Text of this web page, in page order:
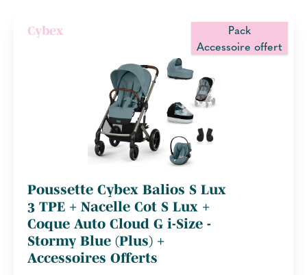
Pack
Accessoire offert
Cybex
Poussette Cybex Balios S Lux
3 TPE + Nacelle Cot S Lux +
Coque Auto Cloud G i-Size -
Stormy Blue (Plus) +
Accessoires Offerts